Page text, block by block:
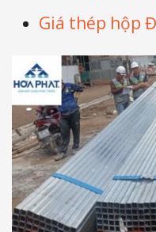
Giá thép hộp